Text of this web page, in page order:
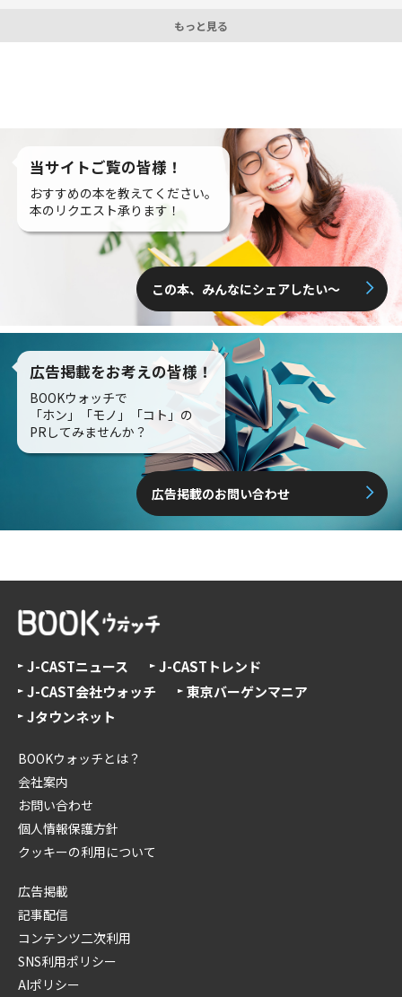
もっと見る
当サイトご覧の皆様！
おすすめの本を教えてください。
本のリクエスト承ります！
この本、みんなにシェアしたい〜
広告掲載をお考えの皆様！
BOOKウォッチで
「ホン」「モノ」「コト」の
PRしてみませんか？
広告掲載のお問い合わせ
J-CASTニュース
J-CASTトレンド
J-CAST会社ウォッチ
東京バーゲンマニア
Jタウンネット
BOOKウォッチとは？
会社案内
お問い合わせ
個人情報保護方針
クッキーの利用について
広告掲載
記事配信
コンテンツ二次利用
SNS利用ポリシー
AIポリシー